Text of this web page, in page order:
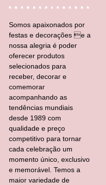
Somos apaixonados por
festas e decorações e a
nossa alegria é poder
oferecer produtos
selecionados para
receber, decorar e
comemorar
acompanhando as
tendências mundiais
desde 1989 com
qualidade e preço
competitivo para tornar
cada celebração um
momento único, exclusivo
e memorável. Temos a
maior variedade de